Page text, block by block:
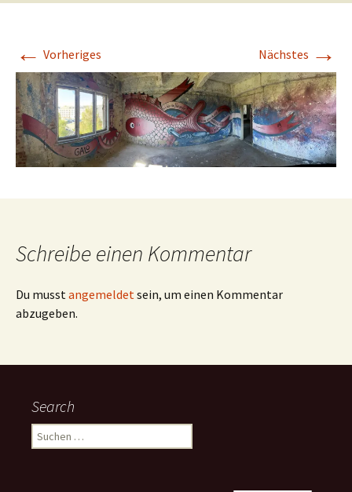
← Vorheriges Nächstes →
Schreibe einen Kommentar
Du musstangemeldetsein, um einen Kommentar
abzugeben.
Search
Suchen
nach: